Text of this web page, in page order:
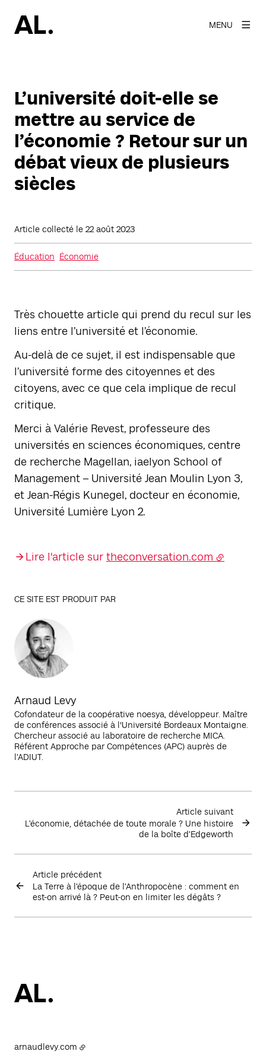
MENU
L’université doit-elle se
mettre au service de
l’économie ? Retour sur un
débat vieux de plusieurs
siècles
Article collecté le 22 août 2023
Éducation Économie
Très chouette article qui prend du recul sur les
liens entre l’université et l’économie.
Au-delà de ce sujet, il est indispensable que
l’université forme des citoyennes et des
citoyens, avec ce que cela implique de recul
critique.
Merci à Valérie Revest, professeure des
universités en sciences économiques, centre
de recherche Magellan, iaelyon School of
Management – Université Jean Moulin Lyon 3,
et Jean-Régis Kunegel, docteur en économie,
Université Lumière Lyon 2.
Lire l'article sur theconversation.com
CE SITE EST PRODUIT PAR
Arnaud Levy
Cofondateur de la coopérative noesya, développeur. Maître
de conférences associé à l'Université Bordeaux Montaigne.
Chercheur associé au laboratoire de recherche MICA.
Référent Approche par Compétences (APC) auprès de
l’ADIUT.
Article précédent
La Terre à l’époque de l’Anthropocène : comment en
est-on arrivé là ? Peut-on en limiter les dégâts ?
Article suivant
L’économie, détachée de toute morale ? Une histoire
de la boîte d’Edgeworth
arnaudlevy.com